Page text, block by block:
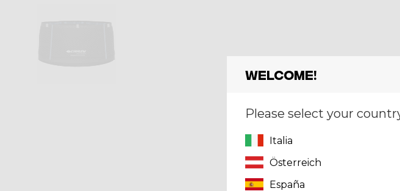
Welcome!
Please select your
Italia
Österreich
España